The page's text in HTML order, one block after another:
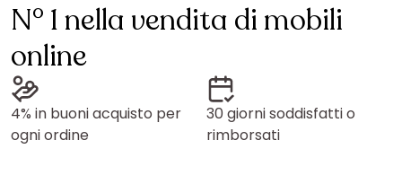
N° 1 nella vendita di mobili
online
4% in buoni acquisto per
ogni ordine
30 giorni soddisfatti o
rimborsati